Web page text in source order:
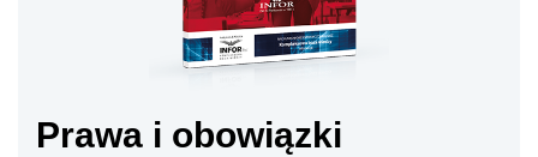
Prawa i obowiązki